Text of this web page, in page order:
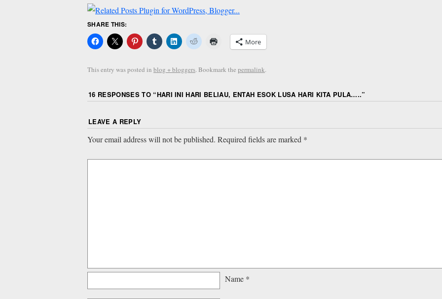
SHARE THIS:
More
This entry was posted in blog + bloggers. Bookmark the permalink.
16 RESPONSES TO “HARI INI HARI BELIAU, ENTAH ESOK LUSA HARI KITA PULA…..”
LEAVE A REPLY
Your email address will not be published. Required fields are marked *
Name *